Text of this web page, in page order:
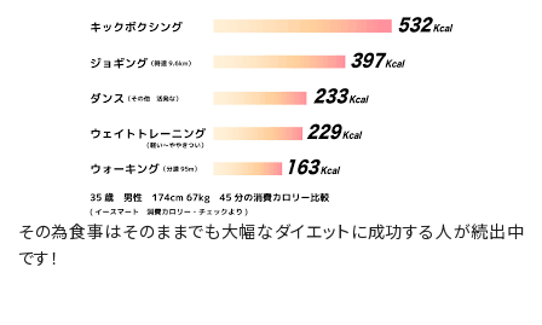
その為食事はそのままでも大幅なダイエットに成功する人が続出中
です！